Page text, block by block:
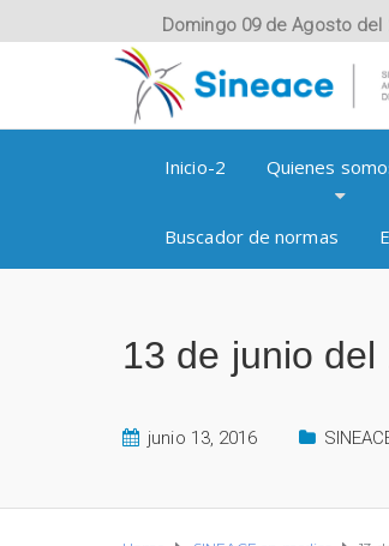
Domingo 09 de Agosto del
Inicio-2 Quienes
Buscador de normas
13 de junio del
junio 13, 2016